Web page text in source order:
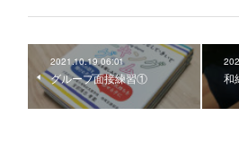
2021.10.19 06:01
グループ面接練習① 和